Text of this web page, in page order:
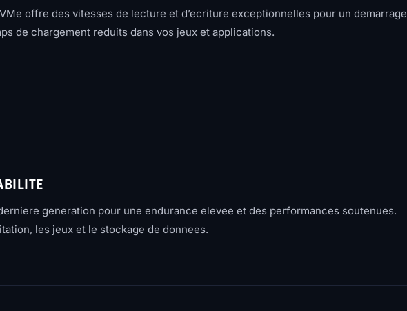
offre des vitesses de lecture et d’ecriture exceptionnelles pour un demarrage
de chargement reduits dans vos jeux et applications.
generation pour une endurance elevee et des performances soutenues.
les jeux et le stockage de donnees.